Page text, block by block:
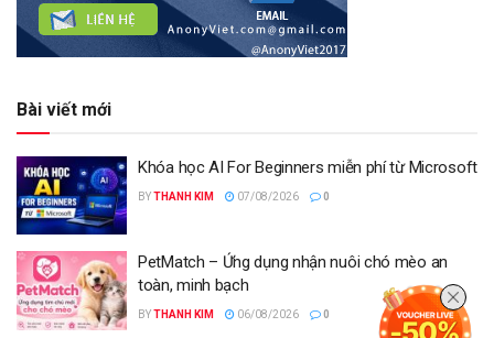
Bài viết mới
Khóa học AI For Beginners miễn phí từ Microsoft
BYTHANH KIM 07/08/2026 0
PetMatch – Ứng dụng nhận nuôi chó mèo an
toàn, minh bạch
BYTHANH KIM 06/08/2026 0